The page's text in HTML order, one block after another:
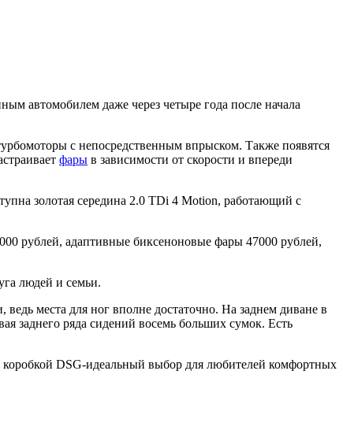
автомобилем даже через четыре года после начала
с непосредственным впрыском. Также появятся
фары в зависимости от скорости и впереди
золотая середина 2.0 TDi 4 Motion, работающий с
рублей, адаптивные биксеноновые фары 47000 рублей,
людей и семьи.
места для ног вполне достаточно. На заднем диване в
заднего ряда сидений восемь больших сумок. Есть
DSG-идеальный выбор для любителей комфортных